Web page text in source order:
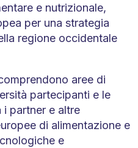
e nutrizionale,
per una strategia
regione occidentale
aree di
partecipanti e le
partner e altre
di alimentazione e
e